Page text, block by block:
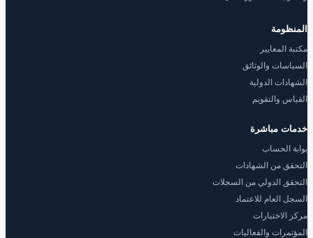
المنظومة
مكتبة المعايير
السياسات والوثائق
الشهادات الدولية
القياس والتقويم
خدمات مباشرة
بوابة الحساب
التحقق من الشهادات
التحقق الدولي من السجلات
السجل العام للاعتماد
مركز الاختبارات
المؤتمرات والفعاليات